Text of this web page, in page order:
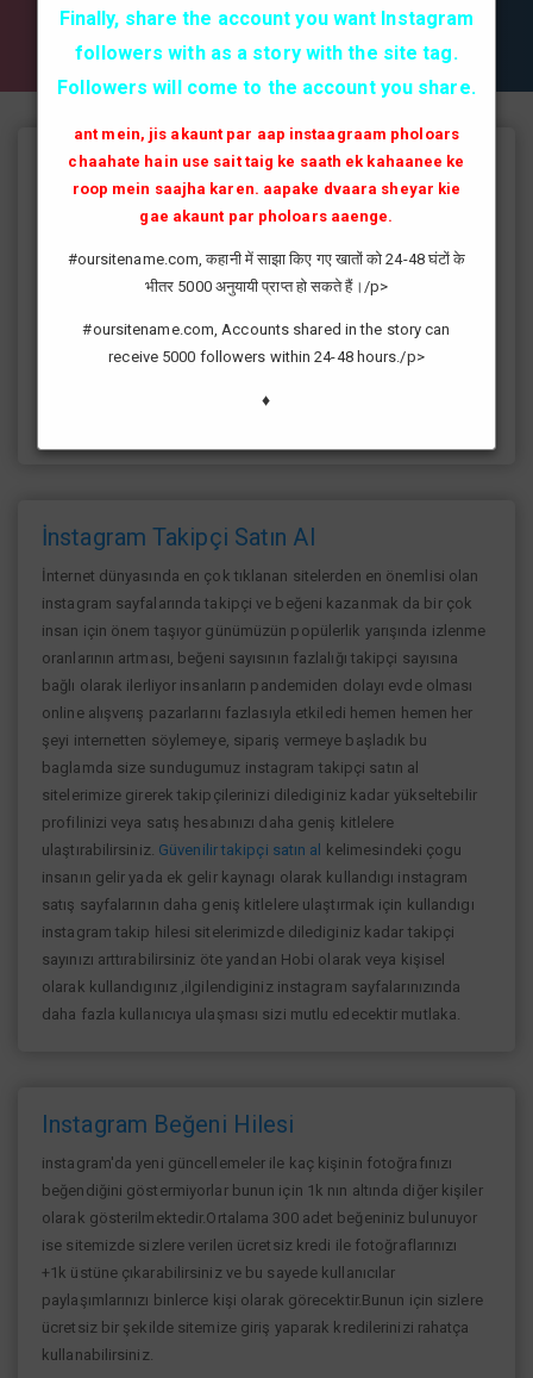
✔✔✔ AKTİF TAKİPCİ SATIN AL ✔✔✔
Instagram Takipçi Hilesi
instagram'da artık yüksek takipçi kasmak eskisi kadar zor değil
fenomen yolunda ilerlemesi daha da kolaylaşmıştır.instagram
fenomeni ne gibi fayda sağlar?öncelikle bir çok kişi meslek
kredilerden her gün yararlanıp sayfanızı yüksek seviyelere
İnstagram Takipçi Satın Al
İnternet dünyasında en çok tıklanan sitelerden en önemlisi olan
instagram sayfalarında takipçi ve beğeni kazanmak da bir çok
insan için önem taşıyor günümüzün popülerlik yarışında izlenme
oranlarının artması, beğeni sayısının fazlalığı takipçi sayısına
bağlı olarak ilerliyor insanların pandemiden dolayı evde olması
online alışverış pazarlarını fazlasıyla etkiledi hemen hemen her
şeyi internetten söylemeye, sipariş vermeye başladık bu
baglamda size sundugumuz instagram takipçi satın al
sitelerimize girerek takipçilerinizi dilediginiz kadar yükseltebilir
profilinizi veya satış hesabınızı daha geniş kitlelere
ulaştırabilirsiniz. Güvenilir takipçi satın al
kelimesindeki çogu
insanın gelir yada ek gelir kaynagı olarak kullandıgı instagram
satış sayfalarının daha geniş kitlelere ulaştırmak için kullandıgı
instagram takip hilesi sitelerimizde dilediginiz kadar takipçi
sayınızı arttırabilirsiniz öte yandan Hobi olarak veya kişisel
olarak kullandıgınız ,ilgilendiginiz instagram sayfalarınızında
daha fazla kullanıcıya ulaşması sizi mutlu edecektir mutlaka.
Instagram Beğeni Hilesi
instagram'da yeni güncellemeler ile kaç kişinin fotoğrafınızı
beğendiğini göstermiyorlar bunun için 1k nın altında diğer kişiler
olarak gösterilmektedir.Ortalama 300 adet beğeniniz bulunuyor
ise sitemizde sizlere verilen ücretsiz kredi ile fotoğraflarınızı
+1k üstüne çıkarabilirsiniz ve bu sayede kullanıcılar
paylaşımlarınızı binlerce kişi olarak görecektir.Bunun için sizlere
ücretsiz bir şekilde sitemize giriş yaparak kredilerinizi rahatça
kullanabilirsiniz.
Finally, share the account you want Instagram
followers with as a story with the site tag.
Followers will come to the account you share.
ant mein, jis akaunt par aap instaagraam pholoars
chaahate hain use sait taig ke saath ek kahaanee ke
roop mein saajha karen. aapake dvaara sheyar kie
gae akaunt par pholoars aaenge.
#oursitename.com, कहानी में साझा किए गए खातों को 24-48 घंटों के
भीतर 5000 अनुयायी प्राप्त हो सकते हैं।/p>
#oursitename.com, Accounts shared in the story can
receive 5000 followers within 24-48 hours./p>
♦